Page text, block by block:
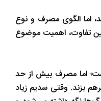
اما الگوی مصرف و نوع
تفاوت، اهمیت موضوع
اما مصرف بیش از حد
بزند. وقتی سدیم زیاد